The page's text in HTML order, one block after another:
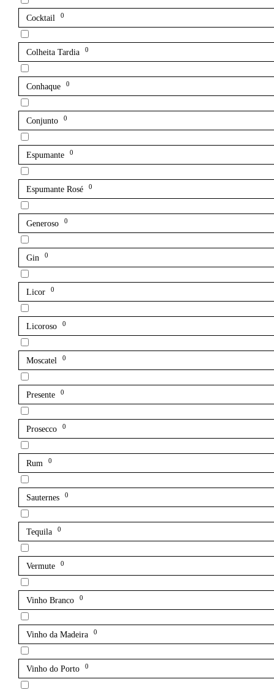
Cocktail 0
Colheita Tardia 0
Conhaque 0
Conjunto 0
Espumante 0
Espumante Rosé 0
Generoso 0
Gin 0
Licor 0
Licoroso 0
Moscatel 0
Presente 0
Prosecco 0
Rum 0
Sauternes 0
Tequila 0
Vermute 0
Vinho Branco 0
Vinho da Madeira 0
Vinho do Porto 0